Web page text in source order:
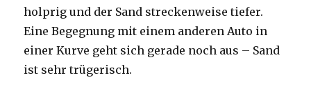
holprig und der Sand streckenweise tiefer.
Eine Begegnung mit einem anderen Auto in
einer Kurve geht sich gerade noch aus – Sand
ist sehr trügerisch.